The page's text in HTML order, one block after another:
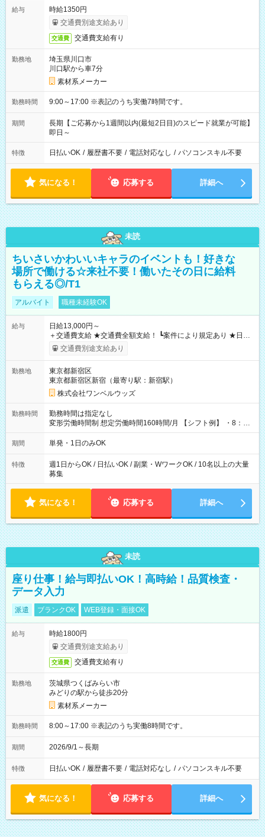
給与
時給1350円
交通費別途支給あり
交通費 交通費支給有り
勤務地
埼玉県川口市
川口駅から車7分
素材系メーカー
勤務時間 9:00～17:00 ※表記のうち実働7時間です。
期間
長期【ご応募から1週間以内(最短2日目)のスピード就業が可能】
即日～
特徴 日払いOK / 履歴書不要 / 電話対応なし / パソコンスキル不要
気になる！ 応募する 詳細へ
未読
ちいさいかわいいキャラのイベントも！好きな
場所で働ける☆来社不要！働いたその日に給料
もらえる◎/T1
アルバイト 職種未経験OK
給与
日給13,000円～
＋交通費支給 ★交通費全額支給！ ┗案件により規定あり ★日払
いOK！（規定あり） ┗働いたその日に現金GET♪ お仕事後はコ
ンビニATMから 日払い分を引き落とせます！ 【試用期間】試
交通費別途支給あり
勤務地
東京都新宿区
東京都新宿区新宿（最寄り駅：新宿駅）
株式会社ワンベルウッズ
勤務時間
勤務時間は指定なし
変形労働時間制 想定労働時間160時間/月 【シフト例】 ・8：00
～21：00
期間 単発・1日のみOK
特徴
週1日からOK / 日払いOK / 副業・WワークOK / 10名以上の大量
募集
気になる！ 応募する 詳細へ
未読
座り仕事！給与即払いOK！高時給！品質検査・
データ入力
派遣 ブランクOK WEB登録・面接OK
給与
時給1800円
交通費別途支給あり
交通費 交通費支給有り
勤務地
茨城県つくばみらい市
みどりの駅から徒歩20分
素材系メーカー
勤務時間 8:00～17:00 ※表記のうち実働8時間です。
期間 2026/9/1～長期
特徴 日払いOK / 履歴書不要 / 電話対応なし / パソコンスキル不要
気になる！ 応募する 詳細へ